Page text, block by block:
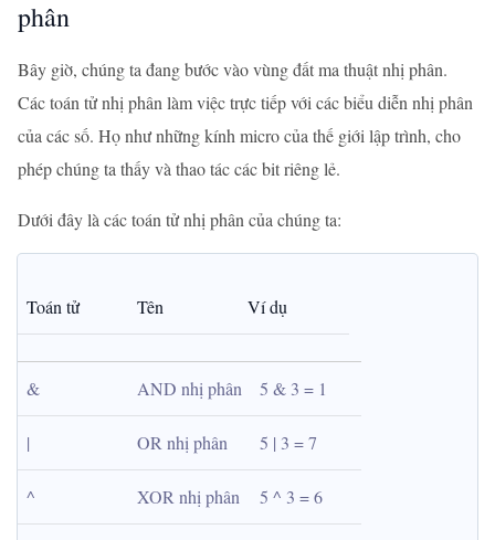
phân
Bây giờ, chúng ta đang bước vào vùng đất ma thuật nhị phân.
Các toán tử nhị phân làm việc trực tiếp với các biểu diễn nhị phân
của các số. Họ như những kính micro của thế giới lập trình, cho
phép chúng ta thấy và thao tác các bit riêng lẻ.
Dưới đây là các toán tử nhị phân của chúng ta:
Toán tử Tên Ví dụ
& AND nhị phân 5 & 3 = 1
| OR nhị phân 5 | 3 = 7
^ XOR nhị phân 5 ^ 3 = 6